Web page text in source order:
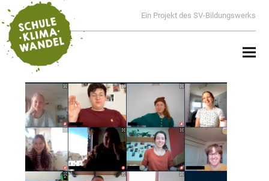
Ein Projekt des SV-Bildungswerks